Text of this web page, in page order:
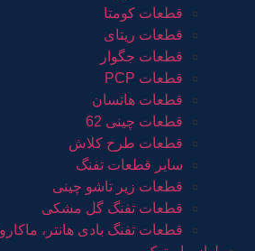
قطعات کومتا
قطعات ریتای
قطعات جگوار
قطعات PCP
قطعات هاتسان
قطعات چینی 62
قطعات طرح کلاش
سایر قطعات تفنگ
قطعات زیر تاشو چینی
قطعات تفنگ گل مشکی
قطعات تفنگ بادی هانتر،